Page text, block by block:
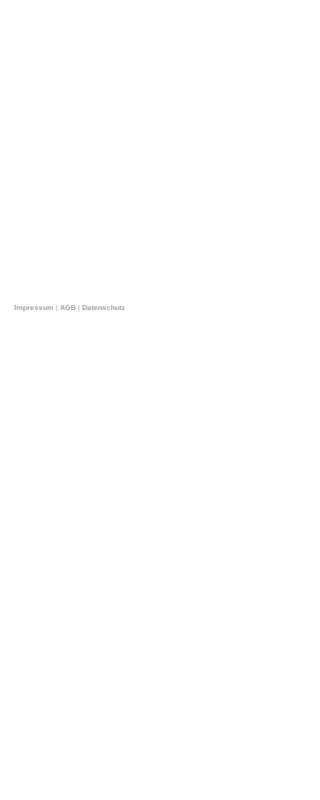
Impressum | AGB | Datenschutz